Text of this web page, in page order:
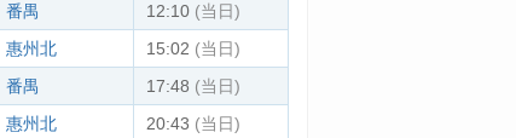
番禺 12:10 (当日)
惠州北 15:02 (当日)
番禺 17:48 (当日)
惠州北 20:43 (当日)